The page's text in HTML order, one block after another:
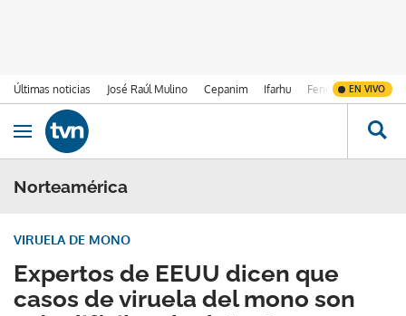
Últimas noticias José Raúl Mulino Cepanim Ifarhu Fenómeno de El
EN VIVO
Ir al contenido
Obrir navegació
Norteamérica
Expertos de EEUU dicen que
casos de viruela del mono son
VIRUELA DE MONO